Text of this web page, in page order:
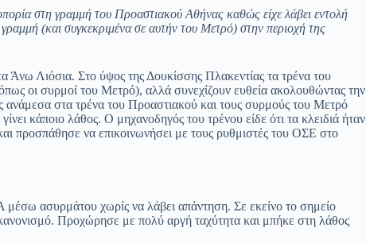
στη γραμμή του Προαστιακού Αθήνας καθώς είχε λάβει εντολή
(και συγκεκριμένα σε αυτήν του Μετρό) στην περιοχή της
Άνω Λιόσια. Στο ύψος της Δουκίσσης Πλακεντίας τα τρένα του
οι συρμοί του Μετρό), αλλά συνεχίζουν ευθεία ακολουθώντας την
ανάμεσα στα τρένα του Προαστιακού και τους συρμούς του Μετρό
κάποιο λάθος. Ο μηχανοδηγός του τρένου είδε ότι τα κλειδιά ήταν
προσπάθησε να επικοινωνήσει με τους ρυθμιστές του ΟΣΕ στο
ασυρμάτου χωρίς να λάβει απάντηση. Σε εκείνο το σημείο
Προχώρησε με πολύ αργή ταχύτητα και μπήκε στη λάθος